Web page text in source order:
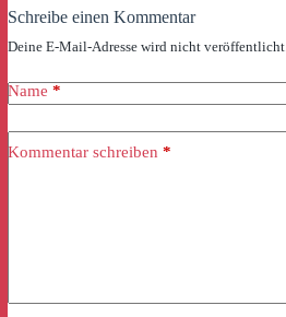
Schreibe einen Kommentar
Deine E-Mail-Adresse wird nicht veröffentlicht.
Name *
Kommentar schreiben *